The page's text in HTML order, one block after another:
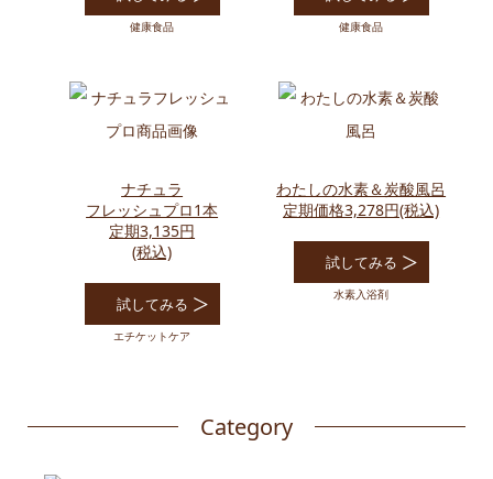
健康食品 健康食品
ナチュラ
フレッシュプロ1本
定期3,135円
(税込)
試してみる
エチケットケア
わたしの水素＆炭酸風呂
定期価格3,278円(税込)
試してみる
水素入浴剤
Category